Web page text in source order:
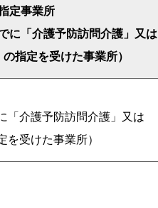
定事業所
に「介護予防訪問介護」又は
指定を受けた事業所）
「介護予防訪問介護」又は
を受けた事業所）